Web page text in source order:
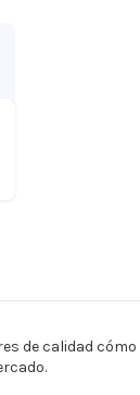
de calidad cómo